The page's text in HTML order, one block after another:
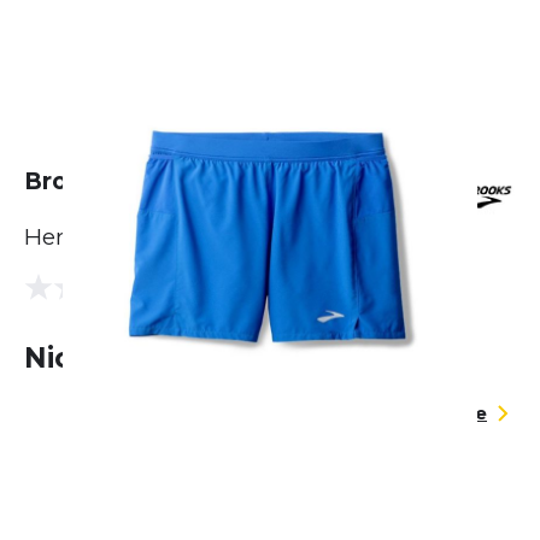
Brooks Journey 5" Short
Herren
(0 Bewertungen)
Nicht lieferbar
Größentabelle